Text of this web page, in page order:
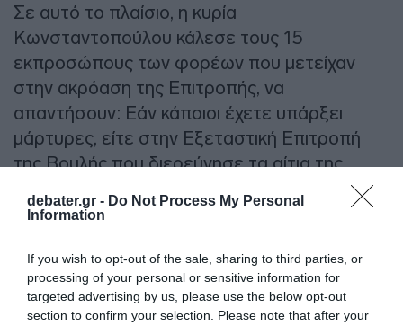
debater.gr - Do Not Process My Personal
Information
If you wish to opt-out of the sale, sharing to third parties, or
processing of your personal or sensitive information for
targeted advertising by us, please use the below opt-out
section to confirm your selection. Please note that after your
Σε αυτό το πλαίσιο, η κυρία
Κωνσταντοπούλου κάλεσε τους 15
εκπροσώπους των φορέων που μετείχαν
στην ακρόαση της Επιτροπής, να
απαντήσουν: Εάν κάποιοι έχετε υπάρξει
μάρτυρες, είτε στην Εξεταστική Επιτροπή
της Βουλής που διερεύνησε τα αίτια της
τραγωδίας των Τεμπών ή έχετε κληθεί και με
ποια ιδιότητα σε οποιαδήποτε άλλη δικαστική
διερεύνησης; Εάν με οποιαδήποτε ιδιότητα,
ελέγχεστε; Ποιοι συμμετέχετε σε
επιστημονικές επιτροπές που συνδέονται με